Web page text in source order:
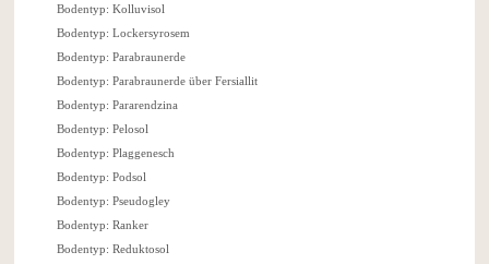
Bodentyp: Kolluvisol
Bodentyp: Lockersyrosem
Bodentyp: Parabraunerde
Bodentyp: Parabraunerde über Fersiallit
Bodentyp: Pararendzina
Bodentyp: Pelosol
Bodentyp: Plaggenesch
Bodentyp: Podsol
Bodentyp: Pseudogley
Bodentyp: Ranker
Bodentyp: Reduktosol